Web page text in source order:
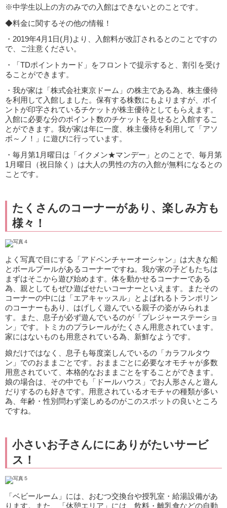
※中学生以上の方のみでの入館はできないとのことです。
◆料金に関するその他の情報！
・2019年4月1日(月)より、入館料が改訂されるとのことですの
で、ご注意ください。
・「TDポイントカード」をフロントで提示すると、割引を受け
ることができます。
・我が家は「株式会社東京ドーム」の株主である為、株主優待
を利用して入館しました。保有する株数にもよりますが、ポイ
ントが印字されているチケットが株主優待としてもらえます。
入館に必要な分のポイント数のチケットを見せると入館するこ
とができます。我が家は年に一度、株主優待を利用して「アソ
ボ～ノ！」に遊びに行っています。
・毎月第1月曜日は「イクメン★マンデー」とのことで、毎月第
1月曜日（祝日除く）は大人の男性の方の入館が無料になるとの
ことです。
たくさんのコーナーがあり、楽しみ方も
様々！
よく写真で目にする「アドベンチャーオーシャン」は大きな船
とボールプールがあるコーナーですね。我が家の子どもたちは
まずはそこから遊び始めます。体を動かせるコーナーである
為、親としてもぜひ遊ばせたいコーナーといえます。またその
コーナーの中には「エアキャッスル」とよばれるトランポリン
のコーナーもあり、はげしく遊んでいる親子の姿がみられま
す。また、息子が必ず遊んでいるのが「プレジャーステーショ
ン」です。トミカのプラレールがたくさん用意されています。
家にはないものも用意されている為、新鮮なようです。
娘だけではなく、息子も毎度楽しんでいるの「カラフルタウ
ン」でのおままごとです。おままごとに必要なオモチャが多数
用意されていて、本格的なおままごとをすることができます。
娘の場合は、その中でも「ドールハウス」でお人形さんと遊ん
だりするのも好きです。用意されているオモチャの種類が多い
為、年齢・性別問わず楽しめるのがこのスポットの良いところ
ですね。
小さいお子さんににありがたいサービ
ス！
「ベビールーム」には、おむつ交換台や授乳室・給湯設備があ
ります。また、「休憩エリア」には、飲料・離乳食などの自動